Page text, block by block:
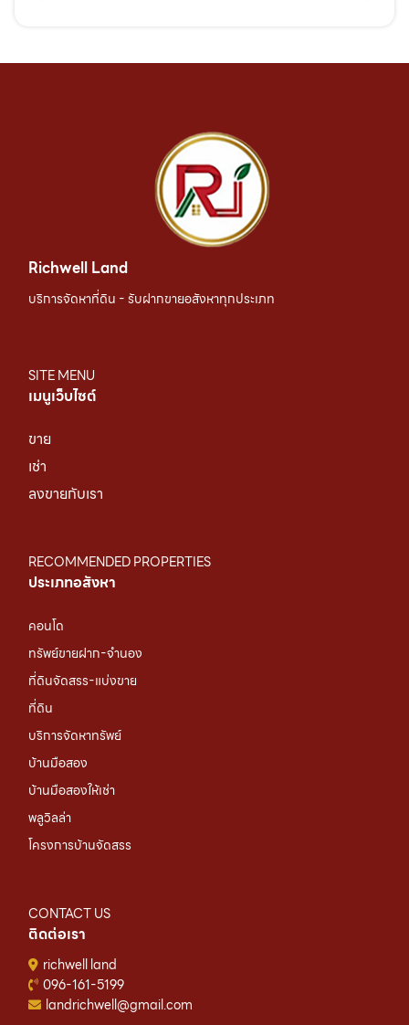
Richwell Land
บริการจัดหาที่ดิน - รับฝากขายอสังหาทุกประเภท
SITE MENU
เมนูเว็บไซต์
ขาย
เช่า
ลงขายกับเรา
RECOMMENDED PROPERTIES
ประเภทอสังหา
คอนโด
ทรัพย์ขายฝาก-จำนอง
ที่ดินจัดสรร-แบ่งขาย
ที่ดิน
บริการจัดหาทรัพย์
บ้านมือสอง
บ้านมือสองให้เช่า
พลูวิลล่า
โครงการบ้านจัดสรร
CONTACT US
ติดต่อเรา
richwell land
096-161-5199
landrichwell@gmail.com